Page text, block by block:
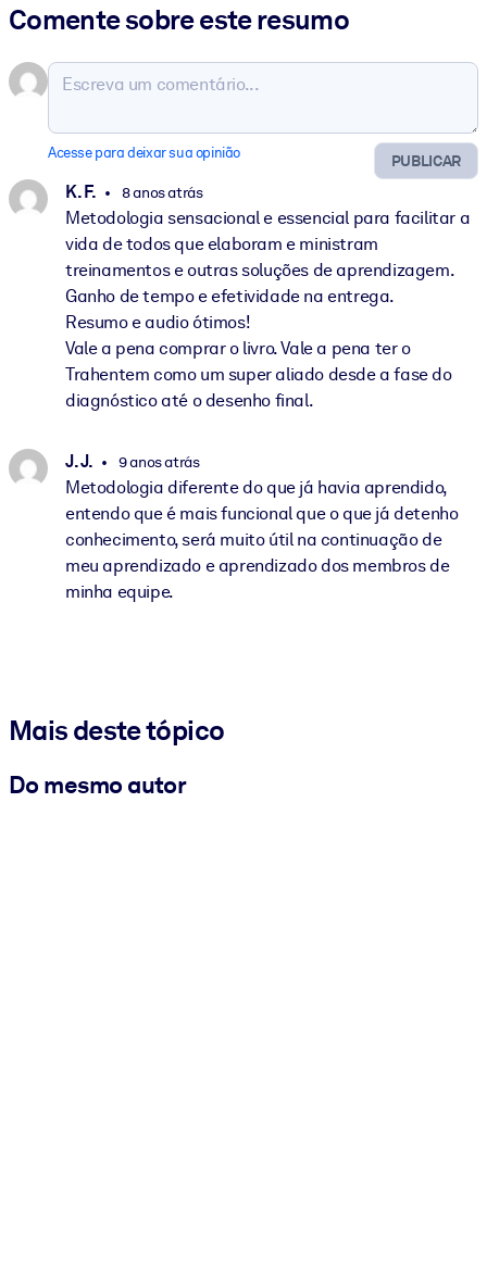
Comente sobre este resumo
PUBLICAR
Acesse para deixar sua opinião
K. F. 8 anos atrás
Metodologia sensacional e essencial para facilitar a
vida de todos que elaboram e ministram
treinamentos e outras soluções de aprendizagem.
Ganho de tempo e efetividade na entrega.
Resumo e audio ótimos!
Vale a pena comprar o livro. Vale a pena ter o
Trahentem como um super aliado desde a fase do
diagnóstico até o desenho final.
J. J. 9 anos atrás
Metodologia diferente do que já havia aprendido,
entendo que é mais funcional que o que já detenho
conhecimento, será muito útil na continuação de
meu aprendizado e aprendizado dos membros de
minha equipe.
Mais deste tópico
Do mesmo autor